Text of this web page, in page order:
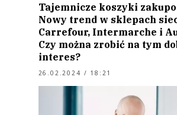
Tajemnicze koszyki
Nowy trend w sklepach
Carrefour, Intermarche i
Czy można zrobić na tym
interes?
26.02.2024 / 18:21